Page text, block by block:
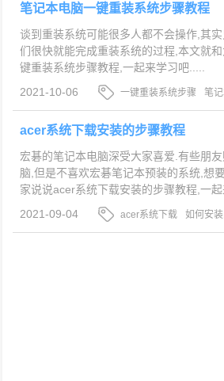
笔记本电脑一键重装系统步骤教程
谈到重装系统可能很多人都不会操作,其
们很快就能完成重装系统的过程,本文就
键重装系统步骤教程,一起来学习吧.....
2021-10-06
一键重装系统步骤 笔
系统一键重装
acer系统下载安装的步骤教程
宏碁的笔记本电脑深受大家喜爱.有些朋
脑,但是不喜欢宏碁笔记本预装的系统,想
家说说acer系统下载安装的步骤教程,一起
2021-09-04
acer系统下载 如何安
系统